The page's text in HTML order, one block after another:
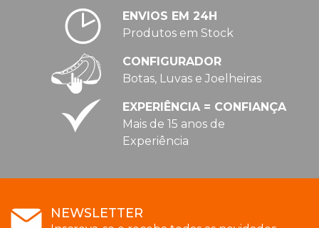
ENVIOS EM 24H
Produtos em Stock
CONFIGURADOR
Botas, Luvas e Joelheiras
EXPERIÊNCIA = CONFIANÇA
Mais de 15 anos de
Experiência
NEWSLETTER